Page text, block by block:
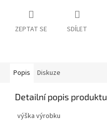
ZEPTAT SE SDÍLET
Popis Diskuze
Detailní popis produktu
výška výrobku